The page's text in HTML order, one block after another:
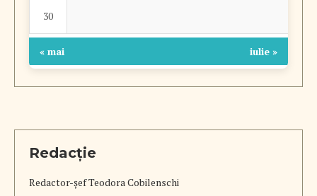
30
« mai iulie »
Redacție
Redactor-șefTeodora Cobilenschi